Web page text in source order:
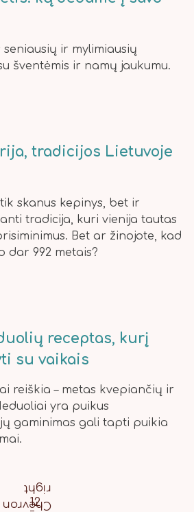
seniausių ir mylimiausių
šventėmis ir namų jaukumu.
tradicijos Lietuvoje
skanus kepinys, bet ir
tradicija, kuri vienija tautas
Bet ar žinojote, kad
dar 992 metais?
receptas, kurį
su vaikais
reiškia – metas kvepiančių ir
yra puikus
gaminimas gali tapti puikia
12